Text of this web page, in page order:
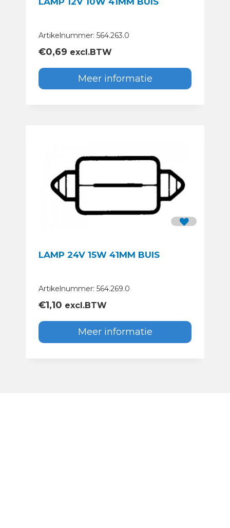
Artikelnummer: 564.263.0
€0,69 excl.BTW
Meer informatie
LAMP 24V 15W 41MM BUIS
Artikelnummer: 564.269.0
€1,10 excl.BTW
Meer informatie